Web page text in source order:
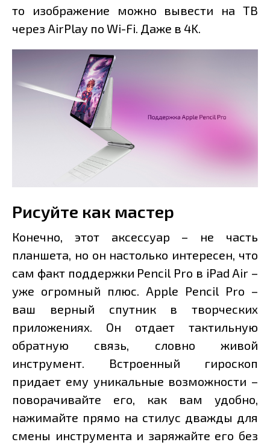
то изображение можно вывести на ТВ
через AirPlay по Wi-Fi. Даже в 4K.
Рисуйте как мастер
Конечно, этот аксессуар – не часть
планшета, но он настолько интересен, что
сам факт поддержки Pencil Pro в iPad Air –
уже огромный плюс. Apple Pencil Pro –
ваш верный спутник в творческих
приложениях. Он отдает тактильную
обратную связь, словно живой
инструмент. Встроенный гироскоп
придает ему уникальные возможности –
поворачивайте его, как вам удобно,
нажимайте прямо на стилус дважды для
смены инструмента и заряжайте его без